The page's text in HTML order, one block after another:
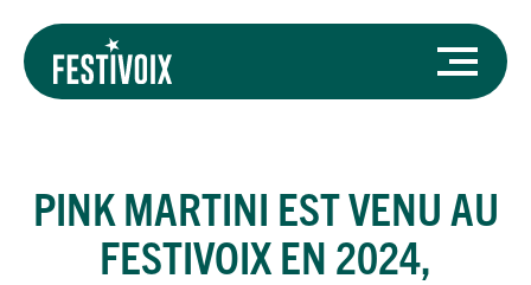
PINK MARTINI EST VENU AU
FESTIVOIX EN 2024,